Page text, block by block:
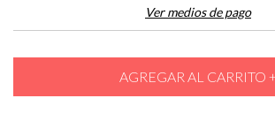
Ver medios de pago